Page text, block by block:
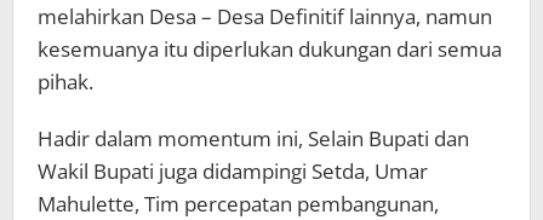
melahirkan Desa – Desa Definitif lainnya, namun
kesemuanya itu diperlukan dukungan dari semua
pihak.
Hadir dalam momentum ini, Selain Bupati dan
Wakil Bupati juga didampingi Setda, Umar
Mahulette, Tim percepatan pembangunan,